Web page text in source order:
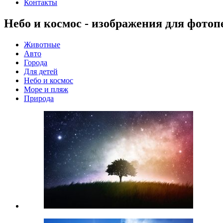
Контакты
Небо и космос - изображения для
Животные
Авто
Города
Для детей
Небо и космос
Море и пляж
Природа